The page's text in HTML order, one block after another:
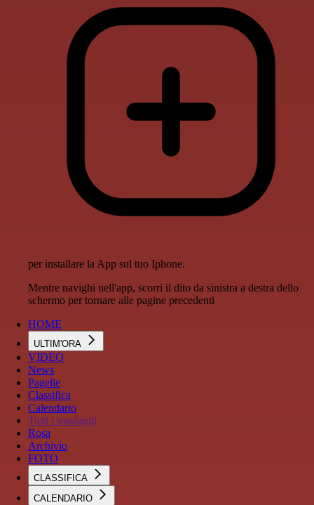
per installare la App sul tuo Iphone.
Mentre navighi nell'app, scorri il dito da sinistra a destra dello
schermo per tornare alle pagine precedenti
HOME
ULTIM'ORA
VIDEO
News
Pagelle
Classifica
Calendario
Tutti i sondaggi
Rosa
Archivio
FOTO
CLASSIFICA
CALENDARIO